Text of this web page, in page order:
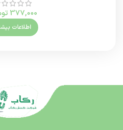
377,000
اطلاعات